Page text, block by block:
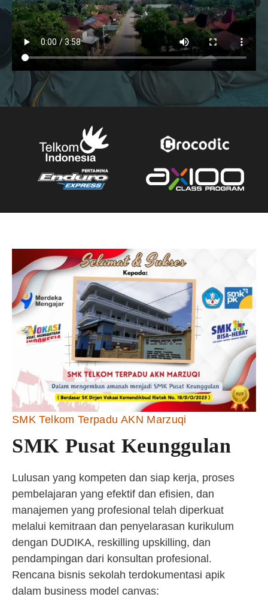
SMK Telkom Terpadu AKN Marzuqi
SMK Pusat Keunggulan
Lulusan yang kompeten dan siap kerja, proses
pembelajaran yang efektif dan efisien, dan
manajemen yang profesional telah diperkuat
melalui kemitraan dan penyelarasan kurikulum
dengan DUDIKA, reskilling upskilling, dan
pendampingan dari konsultan profesional.
Rencana bisnis sekolah terdokumentasi apik
dalam business model canvas: